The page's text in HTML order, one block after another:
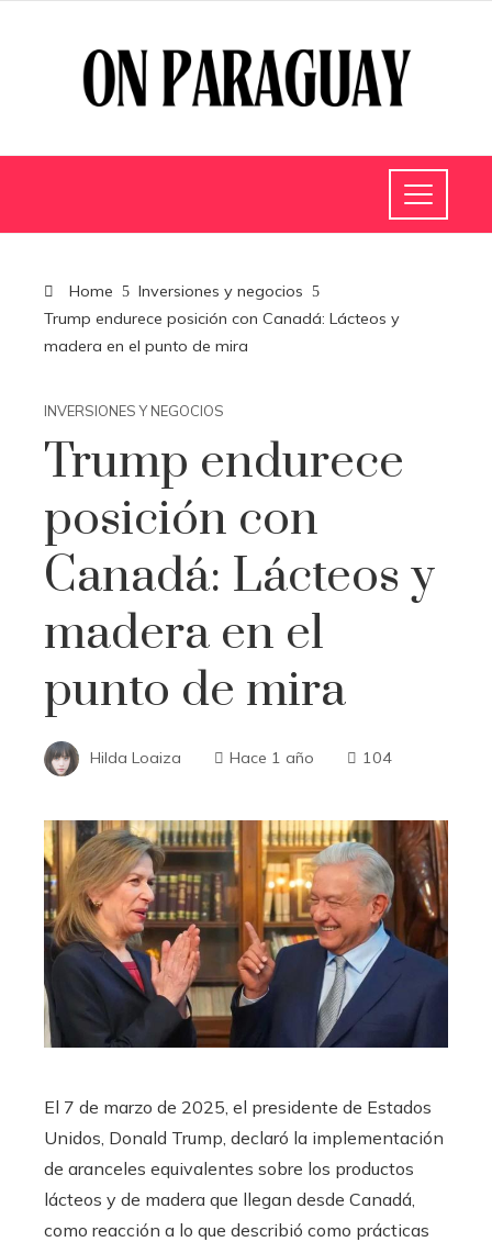
Home
Inversiones y negocios
Trump endurece posición con Canadá: Lácteos y
madera en el punto de mira
INVERSIONES Y NEGOCIOS
Trump endurece
posición con
Canadá: Lácteos y
madera en el
punto de mira
Hilda Loaiza Hace 1 año 104
El 7 de marzo de 2025, el presidente de Estados
Unidos, Donald Trump, declaró la implementación
de aranceles equivalentes sobre los productos
lácteos y de madera que llegan desde Canadá,
como reacción a lo que describió como prácticas